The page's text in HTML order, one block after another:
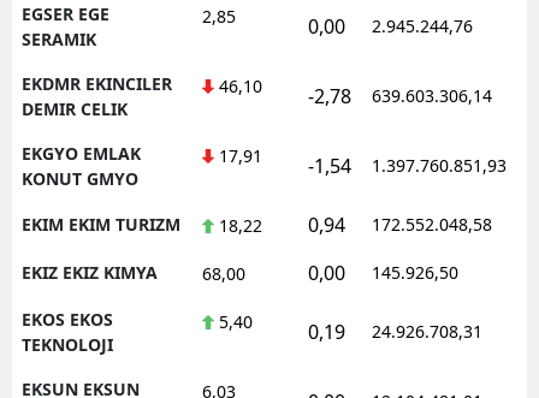
EGSER EGE
SERAMIK
2,85 0,00 2.945.244,76
EKDMR EKINCILER
DEMIR CELIK
46,10 -2,78 639.603.306,14
EKGYO EMLAK
KONUT GMYO
17,91 -1,54 1.397.760.851,93
EKIM EKIM TURIZM 18,22 0,94 172.552.048,58
EKIZ EKIZ KIMYA 68,00 0,00 145.926,50
EKOS EKOS
TEKNOLOJI
5,40 0,19 24.926.708,31
EKSUN EKSUN 6,03